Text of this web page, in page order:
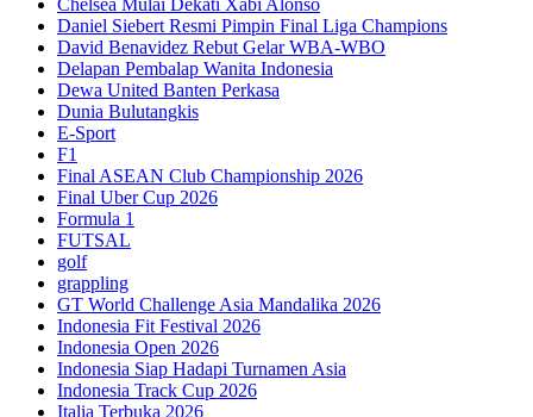
Daniel Siebert Resmi Pimpin Final Liga Champions
David Benavidez Rebut Gelar WBA-WBO
Delapan Pembalap Wanita Indonesia
Dewa United Banten Perkasa
Dunia Bulutangkis
E-Sport
F1
Final ASEAN Club Championship 2026
Final Uber Cup 2026
Formula 1
FUTSAL
golf
grappling
GT World Challenge Asia Mandalika 2026
Indonesia Fit Festival 2026
Indonesia Open 2026
Indonesia Siap Hadapi Turnamen Asia
Indonesia Track Cup 2026
Italia Terbuka 2026